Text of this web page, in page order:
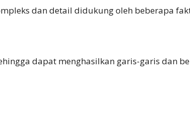
dan detail didukung oleh beberapa
dapat menghasilkan garis-garis dan